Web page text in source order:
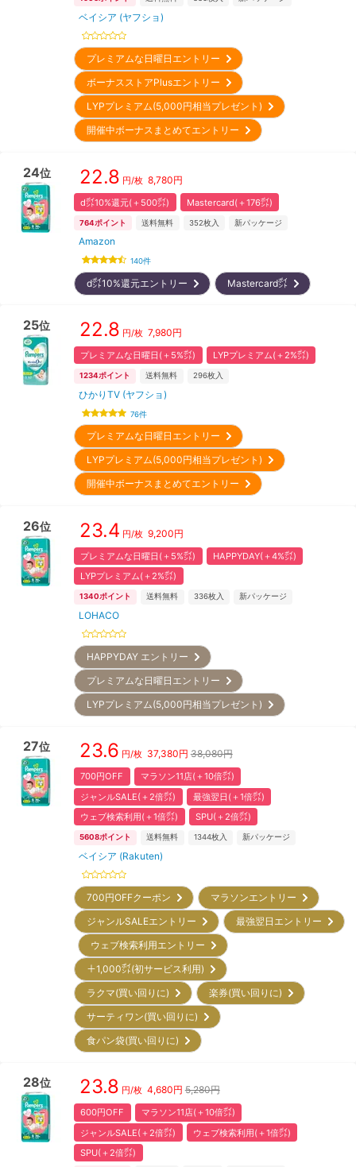
ベイシア (ヤフショ)
プレミアムな日曜日エントリー
ボーナスストアPlusエントリー
LYPプレミアム(5,000円相当プレゼント)
開催中ボーナスまとめてエントリー
24位 22.8 円/枚 8,780円
d㌽10%還元(＋500㌽) Mastercard(＋176㌽)
764ポイント 送料無料 352枚入 新パッケージ
Amazon
140件
d㌽10%還元エントリー Mastercard㌽
25位 22.8 円/枚 7,980円
プレミアムな日曜日(＋5%㌽) LYPプレミアム(＋2%㌽)
1234ポイント 送料無料 296枚入
ひかりTV (ヤフショ)
76件
プレミアムな日曜日エントリー
LYPプレミアム(5,000円相当プレゼント)
開催中ボーナスまとめてエントリー
26位 23.4 円/枚 9,200円
プレミアムな日曜日(＋5%㌽)
HAPPYDAY(＋4%㌽)
LYPプレミアム(＋2%㌽)
1340ポイント 送料無料 336枚入 新パッケージ
LOHACO
HAPPYDAY エントリー
プレミアムな日曜日エントリー
LYPプレミアム(5,000円相当プレゼント)
27位 23.6 円/枚 37,380円 38,080円
700円OFF
マラソン11店(＋10倍㌽)
ジャンルSALE(＋2倍㌽)
最強翌日(＋1倍㌽)
ウェブ検索利用(＋1倍㌽)
SPU(＋2倍㌽)
5608ポイント 送料無料 1344枚入 新パッケージ
ベイシア (Rakuten)
700円OFFクーポン
マラソンエントリー
ジャンルSALEエントリー
最強翌日エントリー
ウェブ検索利用エントリー
＋1,000㌽(初サービス利用)
ラクマ(買い回りに)
楽券(買い回りに)
サーティワン(買い回りに)
食パン袋(買い回りに)
28位 23.8 円/枚 4,680円 5,280円
600円OFF
マラソン11店(＋10倍㌽)
ジャンルSALE(＋2倍㌽)
ウェブ検索利用(＋1倍㌽)
SPU(＋2倍㌽)